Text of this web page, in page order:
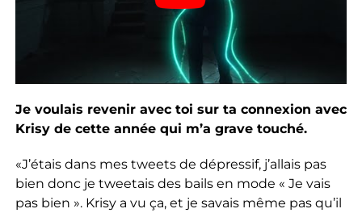
Je voulais revenir avec toi sur ta connexion avec
Krisy de cette année qui m’a grave touché.
«J’étais dans mes tweets de dépressif, j’allais pas
bien donc je tweetais des bails en mode « Je vais
pas bien ». Krisy a vu ça, et je savais même pas qu’il